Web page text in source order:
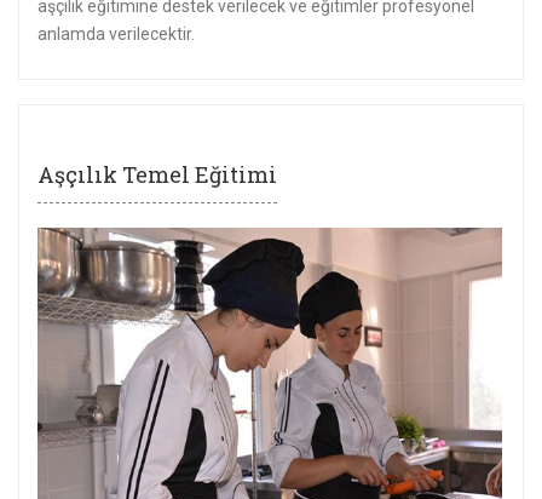
aşçılık eğitimine destek verilecek ve eğitimler profesyonel
anlamda verilecektir.
Aşçılık Temel Eğitimi